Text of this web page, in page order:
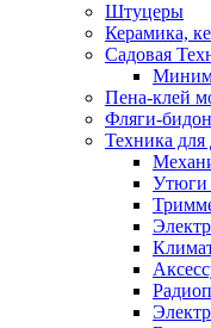
Штуцеры
Керамика,
Садовая
Пена-клей
Фляги-
Техника для
Утюги